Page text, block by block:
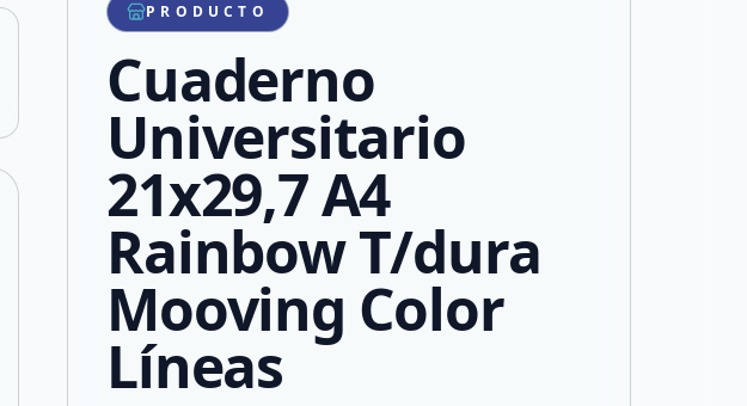
Compartir por mail
Compartir en Facebook
PRODUCTO
Cuaderno
Universitario
21x29,7 A4
Rainbow T/dura
Mooving Color
Líneas